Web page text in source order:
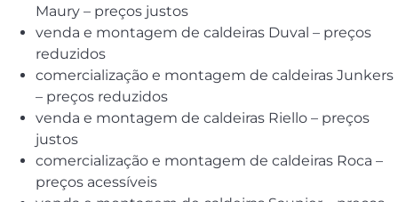
Maury – preços justos
venda e montagem de caldeiras Duval – preços
reduzidos
comercialização e montagem de caldeiras Junkers
– preços reduzidos
venda e montagem de caldeiras Riello – preços
justos
comercialização e montagem de caldeiras Roca –
preços acessíveis